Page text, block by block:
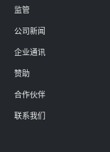
监管
公司新闻
企业通讯
赞助
合作伙伴
联系我们